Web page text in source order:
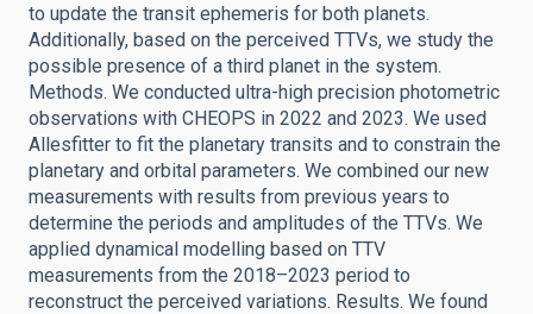
to update the transit ephemeris for both planets.
Additionally, based on the perceived TTVs, we study the
possible presence of a third planet in the system.
Methods. We conducted ultra-high precision photometric
observations with CHEOPS in 2022 and 2023. We used
Allesfitter to fit the planetary transits and to constrain the
planetary and orbital parameters. We combined our new
measurements with results from previous years to
determine the periods and amplitudes of the TTVs. We
applied dynamical modelling based on TTV
measurements from the 2018–2023 period to
reconstruct the perceived variations. Results. We found